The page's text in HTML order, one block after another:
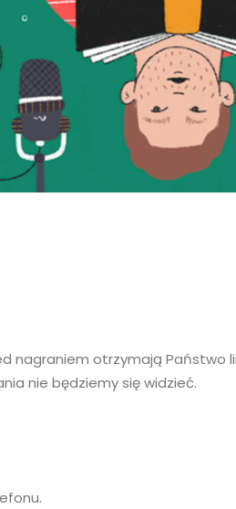
nagraniem otrzymają Państwo
nie będziemy się widzieć.